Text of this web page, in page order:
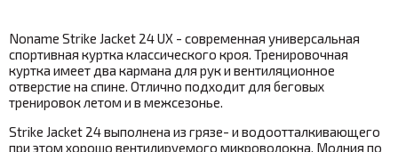
Noname Strike Jacket 24 UX - современная универсальная
спортивная куртка классического кроя. Тренировочная
куртка имеет два кармана для рук и вентиляционное
отверстие на спине. Отлично подходит для беговых
тренировок летом и в межсезонье.
Strike Jacket 24 выполнена из грязе- и водоотталкивающего
при этом хорошо вентилируемого микроволокна. Молния по